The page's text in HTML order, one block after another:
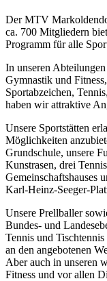
Der MTV
ca. 700 Mitgliedern
Programm für alle
In unseren
Gymnastik und
Sportabzeichen,
haben wir attraktive
Unsere Sportstätten
Möglichkeiten
Grundschule, unsere
Kunstrasen, drei
Gemeinschaftshauses
Karl-Heinz-Seeger-
Unsere Prellballer
Bundes- und
Tennis und
an den angebotenen
Aber auch in unseren
Fitness und vor allen